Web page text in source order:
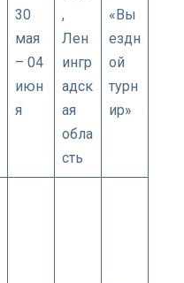
30
мая
– 04
июн
я
,
Лен
ингр
адск
ая
обла
сть
«Вы
ездн
ой
турн
ир»